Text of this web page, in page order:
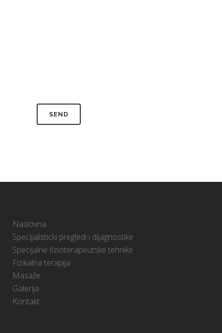
Naslovna
Specijalisticki pregledi i dijagnostike
Specijalne fizioterapeutske tehnike
Fizikalna terapija
Masaže
Galerija
Kontakt